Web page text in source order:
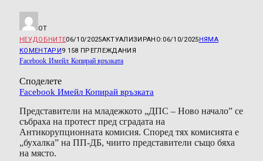
ОТ
НЕУДОБНИТЕ06/10/2025АКТУАЛИЗИРАНО:06/10/2025НЯМА
КОМЕНТАРИ9 158 ПРЕГЛЕЖДАНИЯ
Facebook Имейл Копирай връзката
Споделете
Facebook Имейл Копирай връзката
Представители на младежкото „ДПС – Ново начало” се
събраха на протест пред сградата на
Антикорупционната комисия. Според тях комисията е
„бухалка” на ПП-ДБ, чиито представители също бяха
на място.